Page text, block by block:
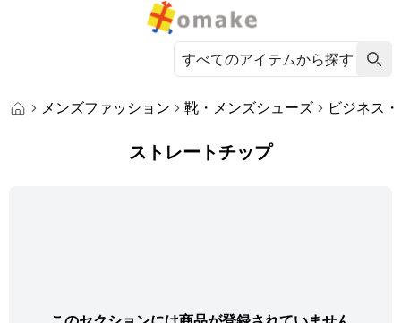
メンズファッション 靴・メンズシューズ ビジネス
ストレートチップ